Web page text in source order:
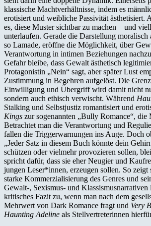
klassische Machtverhältnisse, indem es
erotisiert und weibliche Passivität ästhetisiert.
es, diese Muster sichtbar zu machen – und
unterlaufen. Gerade die Darstellung moralisch
so Lamade, eröffne die Möglichkeit, über
Verantwortung in intimen Beziehungen
Gefahr bleibe, dass Gewalt ästhetisch
Protagonistin „Nein“ sagt, aber später Lust
Zustimmung in Begehren aufgelöst. Die
Einwilligung und Übergriff wird damit nicht
sondern auch ethisch verwischt. Während
Stalking und Selbstjustiz romantisiert und
Kings zur sogenannten „Bully Romance“, die
Betrachtet man die Verantwortung und
fallen die Triggerwarnungen ins Auge. Doch
„Jeder Satz in diesem Buch könnte dein
schützen oder vielmehr provozieren sollen,
spricht dafür, dass sie eher Neugier und
jungen Leser*innen, erzeugen sollen. So
starke Kommerzialisierung des Genres und
Gewalt-, Sexismus- und Klassismusnarrativen
kritisches Fazit zu, wenn man nach dem
Mehrwert von Dark Romance fragt und Very
Haunting Adeline als Stellvertreterinnen